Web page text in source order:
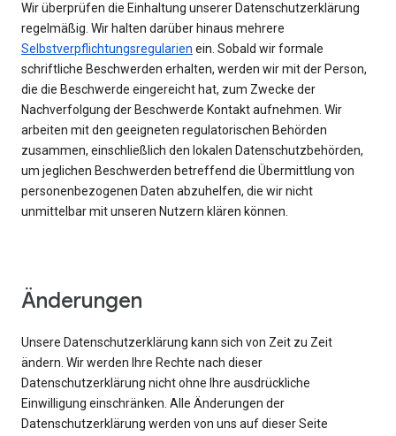
Wir überprüfen die Einhaltung unserer Datenschutzerklärung
regelmäßig. Wir halten darüber hinaus mehrere
Selbstverpflichtungsregularien ein. Sobald wir formale
schriftliche Beschwerden erhalten, werden wir mit der Person,
die die Beschwerde eingereicht hat, zum Zwecke der
Nachverfolgung der Beschwerde Kontakt aufnehmen. Wir
arbeiten mit den geeigneten regulatorischen Behörden
zusammen, einschließlich den lokalen Datenschutzbehörden,
um jeglichen Beschwerden betreffend die Übermittlung von
personenbezogenen Daten abzuhelfen, die wir nicht
unmittelbar mit unseren Nutzern klären können.
Änderungen
Unsere Datenschutzerklärung kann sich von Zeit zu Zeit
ändern. Wir werden Ihre Rechte nach dieser
Datenschutzerklärung nicht ohne Ihre ausdrückliche
Einwilligung einschränken. Alle Änderungen der
Datenschutzerklärung werden von uns auf dieser Seite